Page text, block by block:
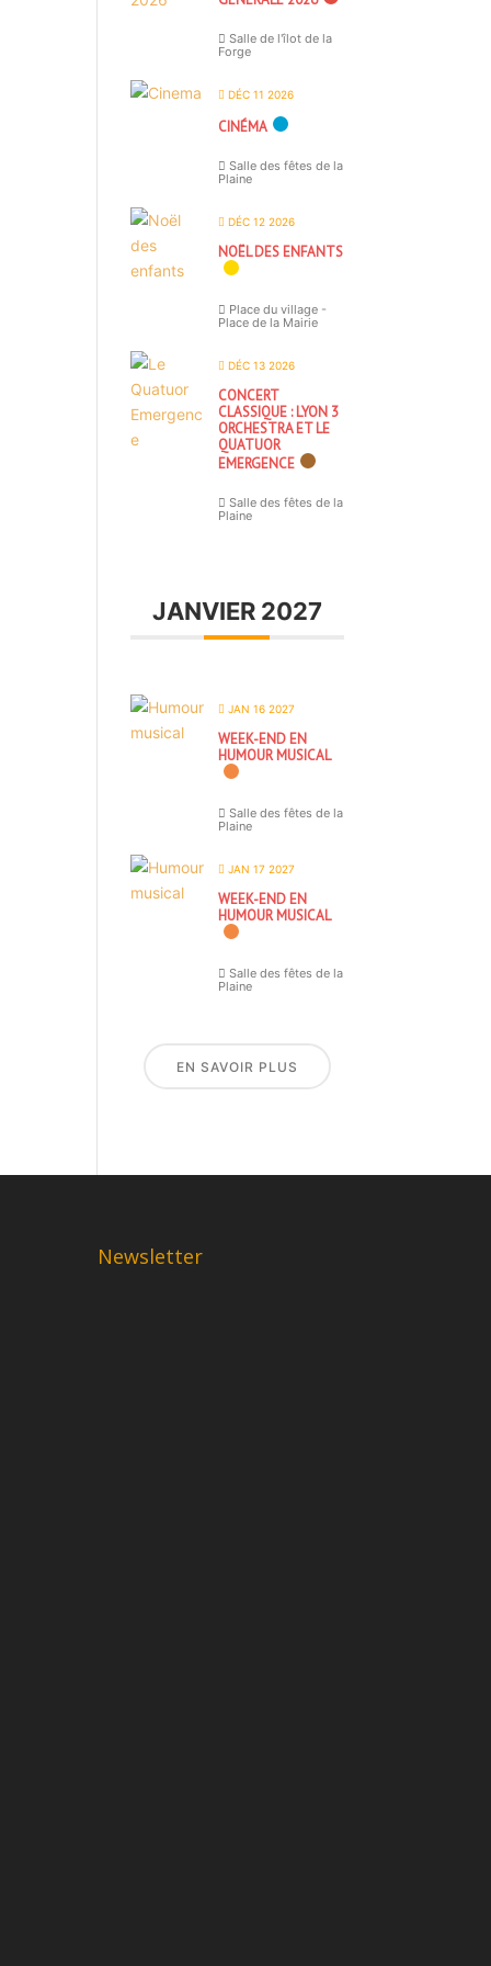
Salle de l'îlot de la
Forge
DÉC 11 2026
CINÉMA
Salle des fêtes de la
Plaine
DÉC 12 2026
NOËL DES ENFANTS
Place du village -
Place de la Mairie
DÉC 13 2026
CONCERT
CLASSIQUE : LYON 3
ORCHESTRA ET LE
QUATUOR
EMERGENCE
Salle des fêtes de la
Plaine
JANVIER 2027
JAN 16 2027
WEEK-END EN
HUMOUR MUSICAL
Salle des fêtes de la
Plaine
JAN 17 2027
WEEK-END EN
HUMOUR MUSICAL
Salle des fêtes de la
Plaine
EN SAVOIR PLUS
Newsletter